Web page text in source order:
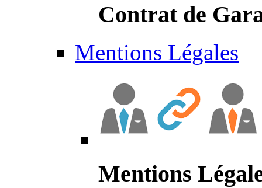
Contrat de
Mentions Légales
Mentions